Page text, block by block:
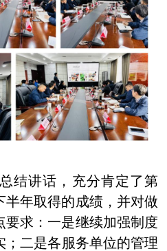
结讲话，充分肯定了第
半年取得的成绩，并对做
要求：一是继续加强制度
二是各服务单位的管理